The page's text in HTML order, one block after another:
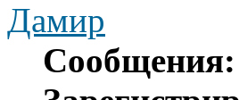
Дамир
Сообщения: